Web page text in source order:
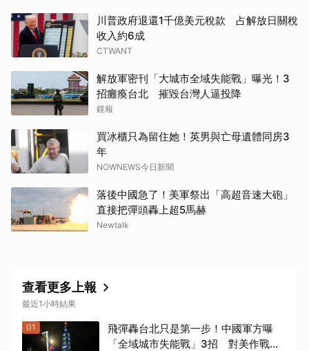
川普政府退還1千億美元稅款 占解放日關稅
收入約6成
CTWANT
解放軍密刊「大城市全域失能戰」曝光！3
招癱瘓台北 摧毀台灣人逼投降
鏡報
買冰櫃只為留住她！英男與亡母遺體同房3
年
NOWNEWS今日新聞
落後中國急了！美軍祭出「高超音速大砲」
直接把彈頭轟上超5馬赫
Newtalk
查看更多上報
最近1小時結果
01
飛彈轟台北只是第一步！中國軍方曝
「全域城市失能戰」3招 對美作戰也
取消